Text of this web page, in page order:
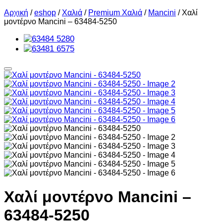
Αρχική /eshop / Χαλιά / Premium Χαλιά / Mancini / Χαλί
μοντέρνο Mancini – 63484-5250
Χαλί μοντέρνο Mancini –
63484-5250